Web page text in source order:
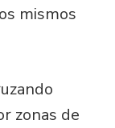
mismos
zonas de